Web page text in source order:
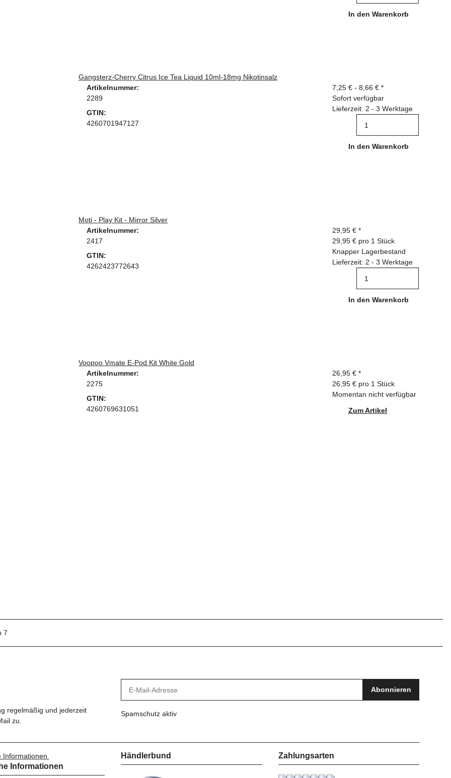
In den Warenkorb
Gangsterz-Cherry Citrus Ice Tea Liquid 10ml-18mg Nikotinsalz
Artikelnummer:
2289
GTIN:
4260701947127
7,25 € - 8,66 € *
Sofort verfügbar
Lieferzeit: 2 - 3 Werktage
In den Warenkorb
Moti - Play Kit - Mirror Silver
Artikelnummer:
2417
GTIN:
4262423772643
29,95 € *
29,95 € pro 1 Stück
Knapper Lagerbestand
Lieferzeit: 2 - 3 Werktage
In den Warenkorb
Voopoo Vmate E-Pod Kit White Gold
Artikelnummer:
2275
GTIN:
4260769631051
26,95 € *
26,95 € pro 1 Stück
Momentan nicht verfügbar
Zum Artikel
7
regelmäßig und jederzeit
zu.
Abonnieren
Spamschutz aktiv
Informationen
Informationen
Händlerbund Zahlungsarten